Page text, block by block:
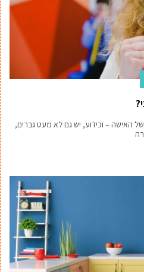
האישה – וכידוע, יש גם לא מעט גברים,